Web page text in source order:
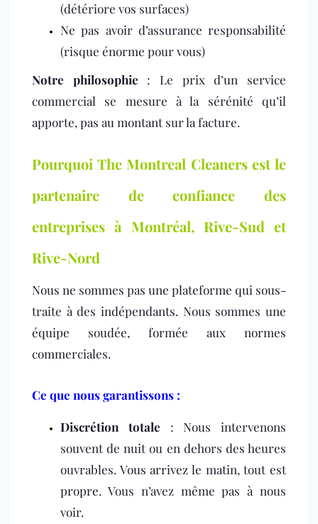
(détériore vos surfaces)
Ne pas avoir d’assurance responsabilité
(risque énorme pour vous)
Notre philosophie : Le prix d’un service
commercial se mesure à la sérénité qu’il
apporte, pas au montant sur la facture.
Pourquoi The Montreal Cleaners est le
partenaire de confiance des
entreprises à Montréal, Rive-Sud et
Rive-Nord
Nous ne sommes pas une plateforme qui sous-
traite à des indépendants. Nous sommes une
équipe soudée, formée aux normes
commerciales.
Ce que nous garantissons :
Discrétion totale : Nous intervenons
souvent de nuit ou en dehors des heures
ouvrables. Vous arrivez le matin, tout est
propre. Vous n’avez même pas à nous
voir.